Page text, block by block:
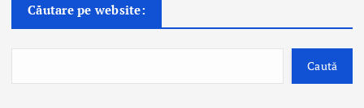
Căutare pe website:
Caută